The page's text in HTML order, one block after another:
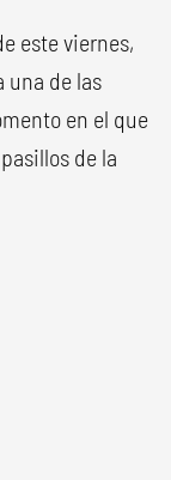
este viernes,
una de las
en el que
de la